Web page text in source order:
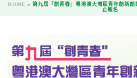
HOME » 第九屆「創青春」粵港澳大灣區青年創新
止報名